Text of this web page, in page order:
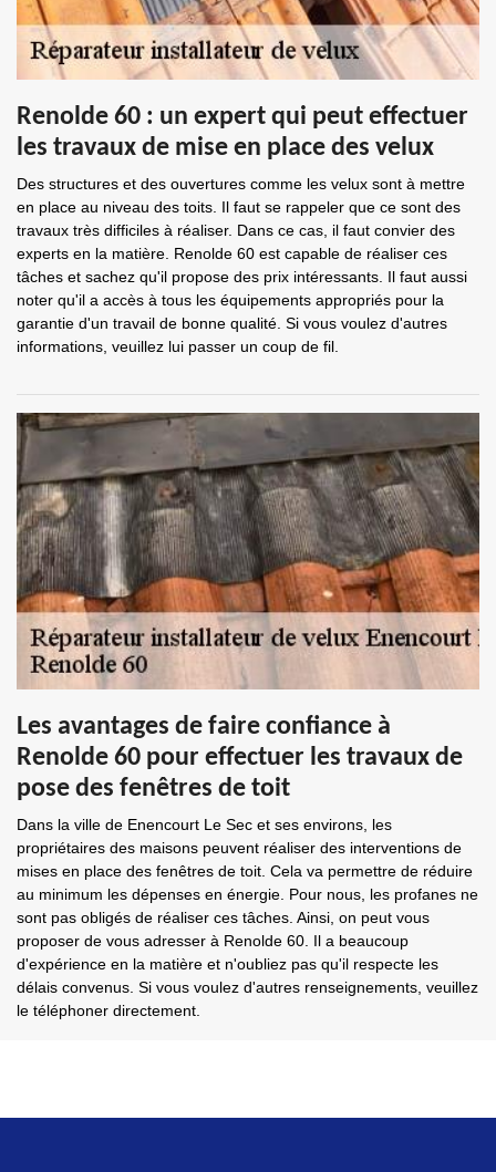
Renolde 60 : un expert qui peut effectuer
les travaux de mise en place des velux
Des structures et des ouvertures comme les velux sont à mettre
en place au niveau des toits. Il faut se rappeler que ce sont des
travaux très difficiles à réaliser. Dans ce cas, il faut convier des
experts en la matière. Renolde 60 est capable de réaliser ces
tâches et sachez qu'il propose des prix intéressants. Il faut aussi
noter qu'il a accès à tous les équipements appropriés pour la
garantie d'un travail de bonne qualité. Si vous voulez d'autres
informations, veuillez lui passer un coup de fil.
Les avantages de faire confiance à
Renolde 60 pour effectuer les travaux de
pose des fenêtres de toit
Dans la ville de Enencourt Le Sec et ses environs, les
propriétaires des maisons peuvent réaliser des interventions de
mises en place des fenêtres de toit. Cela va permettre de réduire
au minimum les dépenses en énergie. Pour nous, les profanes ne
sont pas obligés de réaliser ces tâches. Ainsi, on peut vous
proposer de vous adresser à Renolde 60. Il a beaucoup
d'expérience en la matière et n'oubliez pas qu'il respecte les
délais convenus. Si vous voulez d'autres renseignements, veuillez
le téléphoner directement.